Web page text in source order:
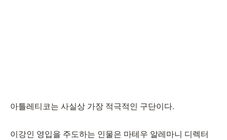
아틀레티코는 사실상 가장 적극적인 구단이다.
이강인 영입을 주도하는 인물은 마테우 알레마니 디렉터